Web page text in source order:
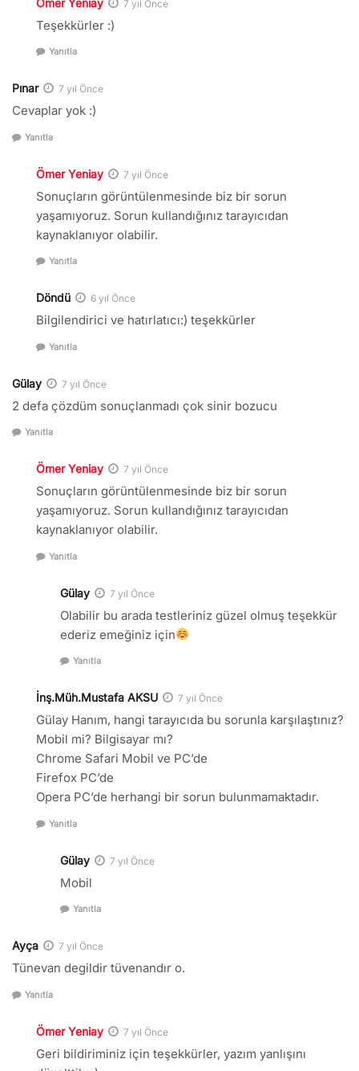
7 yıl Önce
Teşekkürler :)
Yanıtla
Pınar 7 yıl Önce
Cevaplar yok :)
Yanıtla
Ömer Yeniay 7 yıl Önce
Sonuçların görüntülenmesinde biz bir sorun
yaşamıyoruz. Sorun kullandığınız tarayıcıdan
kaynaklanıyor olabilir.
Yanıtla
Döndü 6 yıl Önce
Bilgilendirici ve hatırlatıcı:) teşekkürler
Yanıtla
Gülay 7 yıl Önce
2 defa çözdüm sonuçlanmadı çok sinir bozucu
Yanıtla
Ömer Yeniay 7 yıl Önce
Sonuçların görüntülenmesinde biz bir sorun
yaşamıyoruz. Sorun kullandığınız tarayıcıdan
kaynaklanıyor olabilir.
Yanıtla
Gülay 7 yıl Önce
Olabilir bu arada testleriniz güzel olmuş teşekkür
ederiz emeğiniz için
Yanıtla
İnş.Müh.Mustafa AKSU 7 yıl Önce
Gülay Hanım, hangi tarayıcıda bu sorunla karşılaştınız?
Mobil mi? Bilgisayar mı?
Chrome Safari Mobil ve PC’de
Firefox PC’de
Opera PC’de herhangi bir sorun bulunmamaktadır.
Yanıtla
Gülay 7 yıl Önce
Mobil
Yanıtla
Ayça 7 yıl Önce
Tünevan degildir tüvenandır o.
Yanıtla
Ömer Yeniay 7 yıl Önce
Geri bildiriminiz için teşekkürler, yazım yanlışını